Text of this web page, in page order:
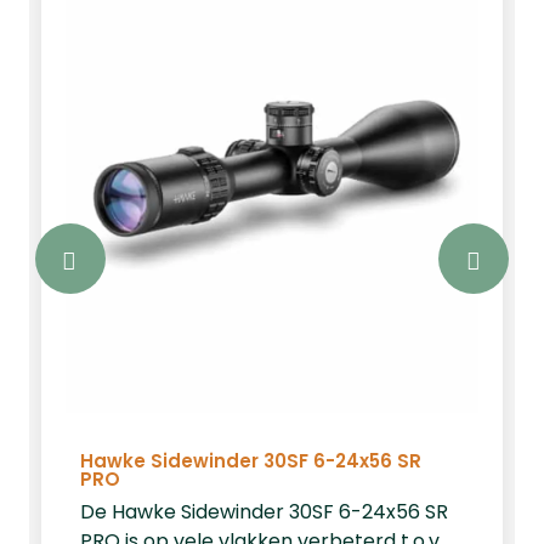
Hawke Sidewinder 30SF 6-24x56 SR
PRO
De Hawke Sidewinder 30SF 6-24x56 SR